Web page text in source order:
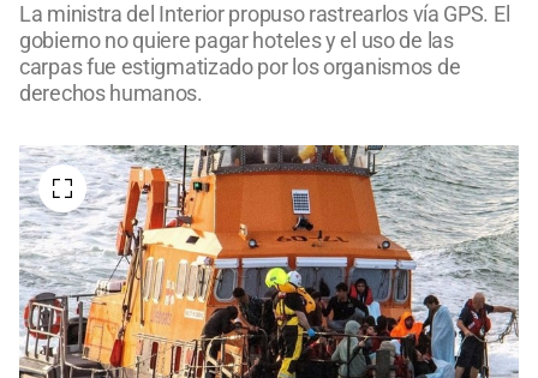
La ministra del Interior propuso rastrearlos vía GPS. El
gobierno no quiere pagar hoteles y el uso de las
carpas fue estigmatizado por los organismos de
derechos humanos.